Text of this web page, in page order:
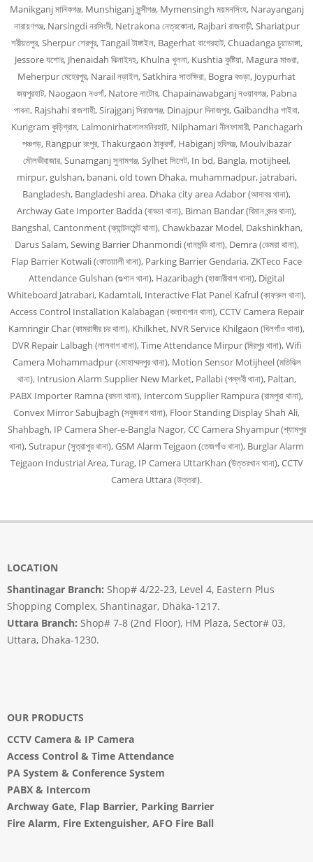
Manikganj মানিকগঞ্জ, Munshiganj মুন্সীগঞ্জ, Mymensingh ময়মনসিংহ, Narayanganj
নারায়ণগঞ্জ, Narsingdi নরসিংদী, Netrakona নেত্রকোনা, Rajbari রাজবাড়ী, Shariatpur
শরীয়তপুর, Sherpur শেরপুর, Tangail টাঙ্গাইল, Bagerhat বাগেরহাট, Chuadanga চুয়াডাঙ্গা,
Jessore যশোর, Jhenaidah ঝিনাইদহ, Khulna খুলনা, Kushtia কুষ্টিয়া, Magura মাগুরা,
Meherpur মেহেরপুর, Narail নড়াইল, Satkhira সাতক্ষিরা, Bogra বগুড়া, Joypurhat
জয়পুরহাট, Naogaon নওগাঁ, Natore নাটোর, Chapainawabganj নওয়াবগঞ্জ, Pabna
পাবনা, Rajshahi রাজশাহী, Sirajganj সিরাজগঞ্জ, Dinajpur দিনাজপুর, Gaibandha গাইবা,
Kurigram কুড়িগ্রাম, Lalmonirhatলালমনিরহাট, Nilphamari নীলফামারী, Panchagarh
পঞ্চগড়, Rangpur রংপুর, Thakurgaon ঠাকুরগাঁ, Habiganj হবিগঞ্জ, Moulvibazar
মৌলভীবাজার, Sunamganj সুনামগঞ্জ, Sylhet সিলেট, In bd, Bangla, motijheel,
mirpur, gulshan, banani, old town Dhaka, muhammadpur, jatrabari,
Bangladesh, Bangladeshi area. Dhaka city area Adabor (আদাবর থানা),
Archway Gate Importer Badda (বাড্ডা থানা), Biman Bandar (বিমান বন্দর থানা),
Bangshal, Cantonment (ক্যান্টনমেন্ট থানা), Chawkbazar Model, Dakshinkhan,
Darus Salam, Sewing Barrier Dhanmondi (ধানমন্ডি থানা), Demra (ডেমরা থানা),
Flap Barrier Kotwali (কোতয়ালী থানা), Parking Barrier Gendaria, ZKTeco Face
Attendance Gulshan (গুল্শান থানা), Hazaribagh (হাজারীবাগ থানা), Digital
Whiteboard Jatrabari, Kadamtali, Interactive Flat Panel Kafrul (কাফরুল থানা),
Access Control Installation Kalabagan (কলাবাগান থানা), CCTV Camera Repair
Kamringir Char (কামরাঙ্গীর চর থানা), Khilkhet, NVR Service Khilgaon (খিলগাঁও থানা),
DVR Repair Lalbagh (লালবাগ থানা), Time Attendance Mirpur (মিরপুর থানা), Wifi
Camera Mohammadpur (মোহাম্মদপুর থানা), Motion Sensor Motijheel (মতিঝিল
থানা), Intrusion Alarm Supplier New Market, Pallabi (পল্লবী থানা), Paltan,
PABX Importer Ramna (রমনা থানা), Intercom Supplier Rampura (রামপুরা থানা),
Convex Mirror Sabujbagh (সবুজবাগ থানা), Floor Standing Display Shah Ali,
Shahbagh, IP Camera Sher-e-Bangla Nagor, CC Camera Shyampur (শ্যামপুর
থানা), Sutrapur (সুত্রাপুর থানা), GSM Alarm Tejgaon (তেজগাঁও থানা), Burglar Alarm
Tejgaon Industrial Area, Turag, IP Camera UttarKhan (উত্তরখান থানা), CCTV
Camera Uttara (উত্তরা).
LOCATION
Shantinagar Branch: Shop# 4/22-23, Level 4, Eastern Plus
Shopping Complex, Shantinagar, Dhaka-1217.
Uttara Branch: Shop# 7-8 (2nd Floor), HM Plaza, Sector# 03,
Uttara, Dhaka-1230.
OUR PRODUCTS
CCTV Camera & IP Camera
Access Control & Time Attendance
PA System & Conference System
PABX & Intercom
Archway Gate, Flap Barrier, Parking Barrier
Fire Alarm, Fire Extenguisher, AFO Fire Ball